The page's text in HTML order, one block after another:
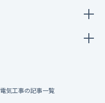
電気工事の記事一覧